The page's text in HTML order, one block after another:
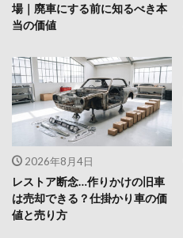
場｜廃車にする前に知るべき本
当の価値
2026年8月4日
レストア断念…作りかけの旧車
は売却できる？仕掛かり車の価
値と売り方